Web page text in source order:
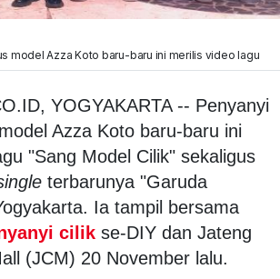
model Azza Koto baru-baru ini merilis video lagu
YOGYAKARTA -- Penyanyi
Azza Koto baru-baru ini
"Sang Model Cilik" sekaligus
terbarunya "Garuda
Ia tampil bersama
cilik se-DIY dan Jateng
(JCM) 20 November lalu.